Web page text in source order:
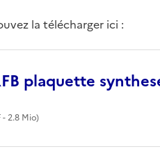
la télécharger ici :
plaquette
- 2.8 Mio)